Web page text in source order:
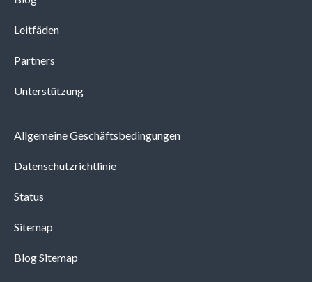
Leitfäden
Partners
Unterstützung
Allgemeine Geschäftsbedingungen
Datenschutzrichtlinie
Status
Sitemap
Blog Sitemap